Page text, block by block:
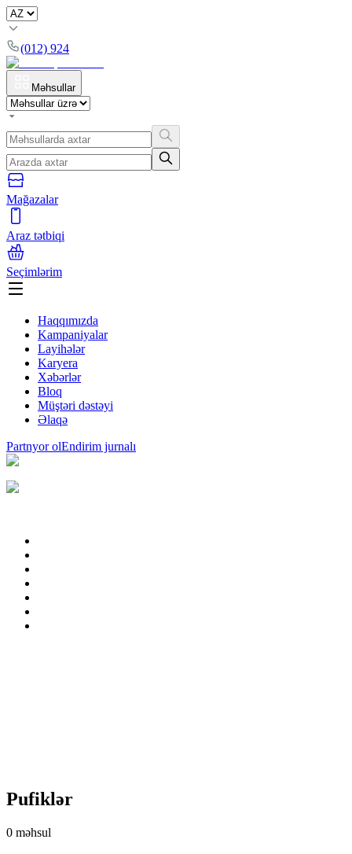
(012) 924
Məhsullar
Mağazalar
Araz tətbiqi
Seçimlərim
Haqqımızda
Kampaniyalar
Layihələr
Karyera
Xəbərlər
Bloq
Müştəri dəstəyi
Əlaqə
Partnyor olEndirim jurnalı
Pufiklər
0 məhsul